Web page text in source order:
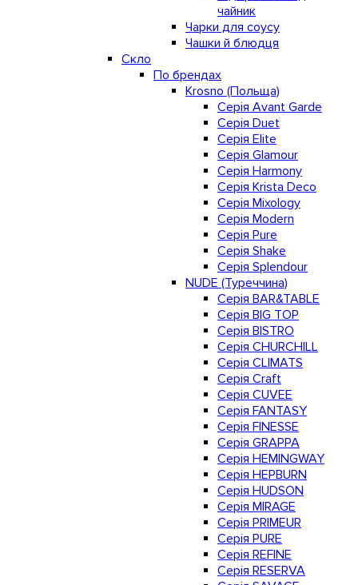
чайник
Чарки для соусу
Чашки й блюдця
Скло
По брендах
Krosno (Польща)
Серія Avant Garde
Серія Duet
Серія Elite
Серія Glamour
Серія Harmony
Серія Krista Deco
Серія Mixology
Серія Modern
Серія Pure
Серія Shake
Серія Splendour
NUDE (Туреччина)
Серія BAR&TABLE
Серія BIG TOP
Серія BISTRO
Серія CHURCHILL
Серія CLIMATS
Серія Craft
Серія CUVEE
Серія FANTASY
Серія FINESSE
Серія GRAPPA
Серія HEMINGWAY
Серія HEPBURN
Серія HUDSON
Серія MIRAGE
Серія PRIMEUR
Серія PURE
Серія REFINE
Серія RESERVA